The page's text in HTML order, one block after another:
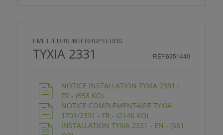
EMETTEURS INTERRUPTEURS
TYXIA 2331 RÉF.6351440
NOTICE INSTALLATION TYXIA 2331 -
FR - (558 KO)
NOTICE COMPLÉMENTAIRE TYXIA
1701/2331 - FR - (2146 KO)
INSTALLATION TYXIA 2331 - EN - (561